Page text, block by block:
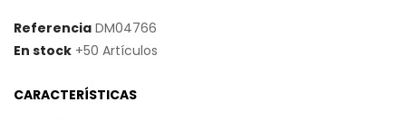
Referencia DM04766
En stock +50 Artículos
CARACTERÍSTICAS